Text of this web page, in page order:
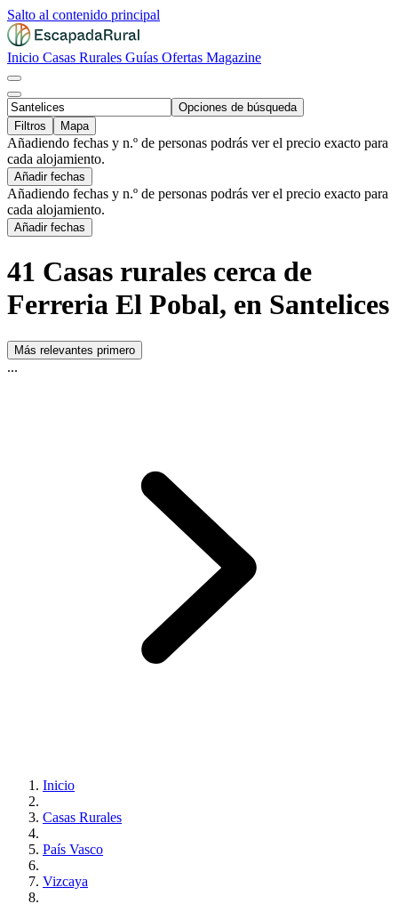
Salto al contenido principal
Inicio Casas Rurales Guías Ofertas Magazine
Opciones de búsqueda
Filtros
Mapa
Añadiendo fechas y n.º de personas podrás ver el precio exacto para
cada alojamiento.
Añadir fechas
Añadiendo fechas y n.º de personas podrás ver el precio exacto para
cada alojamiento.
Añadir fechas
41 Casas rurales cerca de
Ferreria El Pobal, en Santelices
Más relevantes primero
...
Inicio
Casas Rurales
País Vasco
Vizcaya